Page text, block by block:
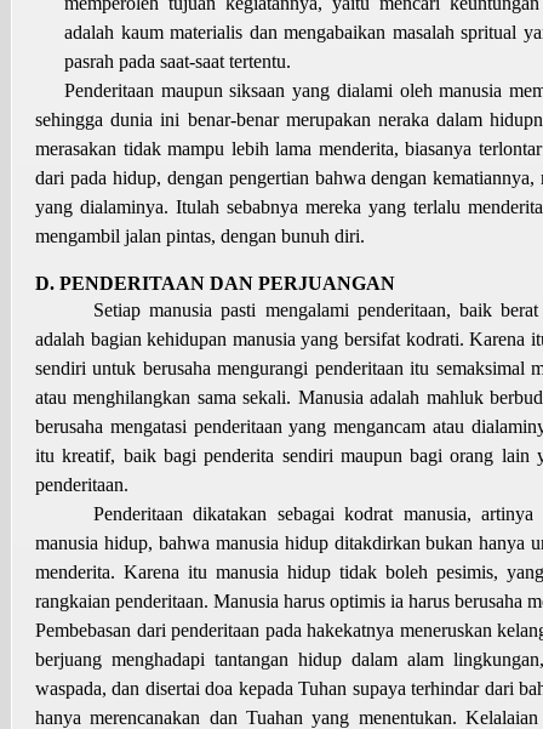
adalah kaum materialis dan mengabaikan masalah spritual
pasrah pada saat-saat tertentu.
Penderitaan maupun siksaan yang dialami oleh manusia
sehingga dunia ini benar-benar merupakan neraka dalam
merasakan tidak mampu lebih lama menderita, biasanya
dari pada hidup, dengan pengertian bahwa dengan
yang dialaminya. Itulah sebabnya mereka yang terlalu
mengambil jalan pintas, dengan bunuh diri.
D. PENDERITAAN DAN PERJUANGAN
Setiap manusia pasti mengalami penderitaan, baik
adalah bagian kehidupan manusia yang bersifat kodrati. Karena
sendiri untuk berusaha mengurangi penderitaan itu semaksimal
atau menghilangkan sama sekali. Manusia adalah mahluk
berusaha mengatasi penderitaan yang mengancam atau
itu kreatif, baik bagi penderita sendiri maupun bagi orang lain
penderitaan.
Penderitaan dikatakan sebagai kodrat manusia,
manusia hidup, bahwa manusia hidup ditakdirkan bukan hanya
menderita. Karena itu manusia hidup tidak boleh pesimis,
rangkaian penderitaan. Manusia harus optimis ia harus berusaha
Pembebasan dari penderitaan pada hakekatnya meneruskan
berjuang menghadapi tantangan hidup dalam alam
waspada, dan disertai doa kepada Tuhan supaya terhindar dari
hanya merencanakan dan Tuahan yang menentukan.